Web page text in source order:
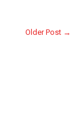
Older Post →